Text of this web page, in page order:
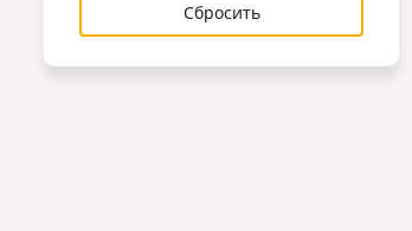
Сбросить